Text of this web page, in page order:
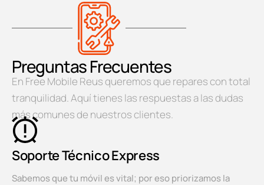
Preguntas Frecuentes
En Free Mobile Reus queremos que repares con total
tranquilidad. Aquí tienes las respuestas a las dudas
más comunes de nuestros clientes.
Soporte Técnico Express
Sabemos que tu móvil es vital; por eso priorizamos la